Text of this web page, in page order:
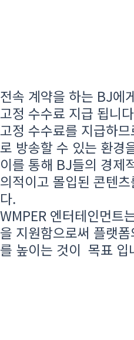
전속 계약을 하는 BJ에
고정 수수료 지급 됩니
고정 수수료를 지급하
로 방송할 수 있는 환경
이를 통해 BJ들의 경제
의적이고 몰입된 콘텐
다.
WMPER 엔터테인먼트
을 지원함으로써 플랫
를 높이는 것